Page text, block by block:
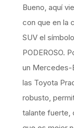
Bueno, aquí
con que en la
SUV el
PODEROSO.
un Mercedes-
las Toyota
robusto,
talante fuerte,